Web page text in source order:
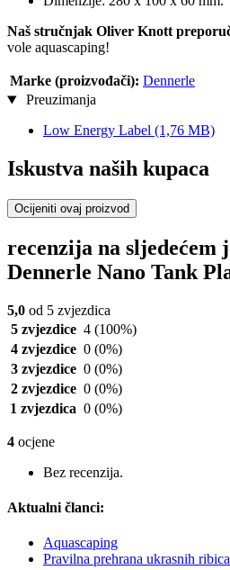
Naš stručnjak Oliver Knott
vole aquascaping!
Marke (proizvođači): Dennerle
Preuzimanja
Low Energy Label (1,76 MB)
Iskustva naših kupaca
Ocijeniti ovaj proizvod
recenzija na sljedećem
Dennerle Nano Tank
5,0 od 5 zvjezdica
5 zvjezdice 4 (100%)
4 zvjezdice 0 (0%)
3 zvjezdice 0 (0%)
2 zvjezdice 0 (0%)
1 zvjezdica 0 (0%)
4 ocjene
Bez recenzija.
Aktualni članci:
Aquascaping
Pravilna prehrana ukrasnih ribica